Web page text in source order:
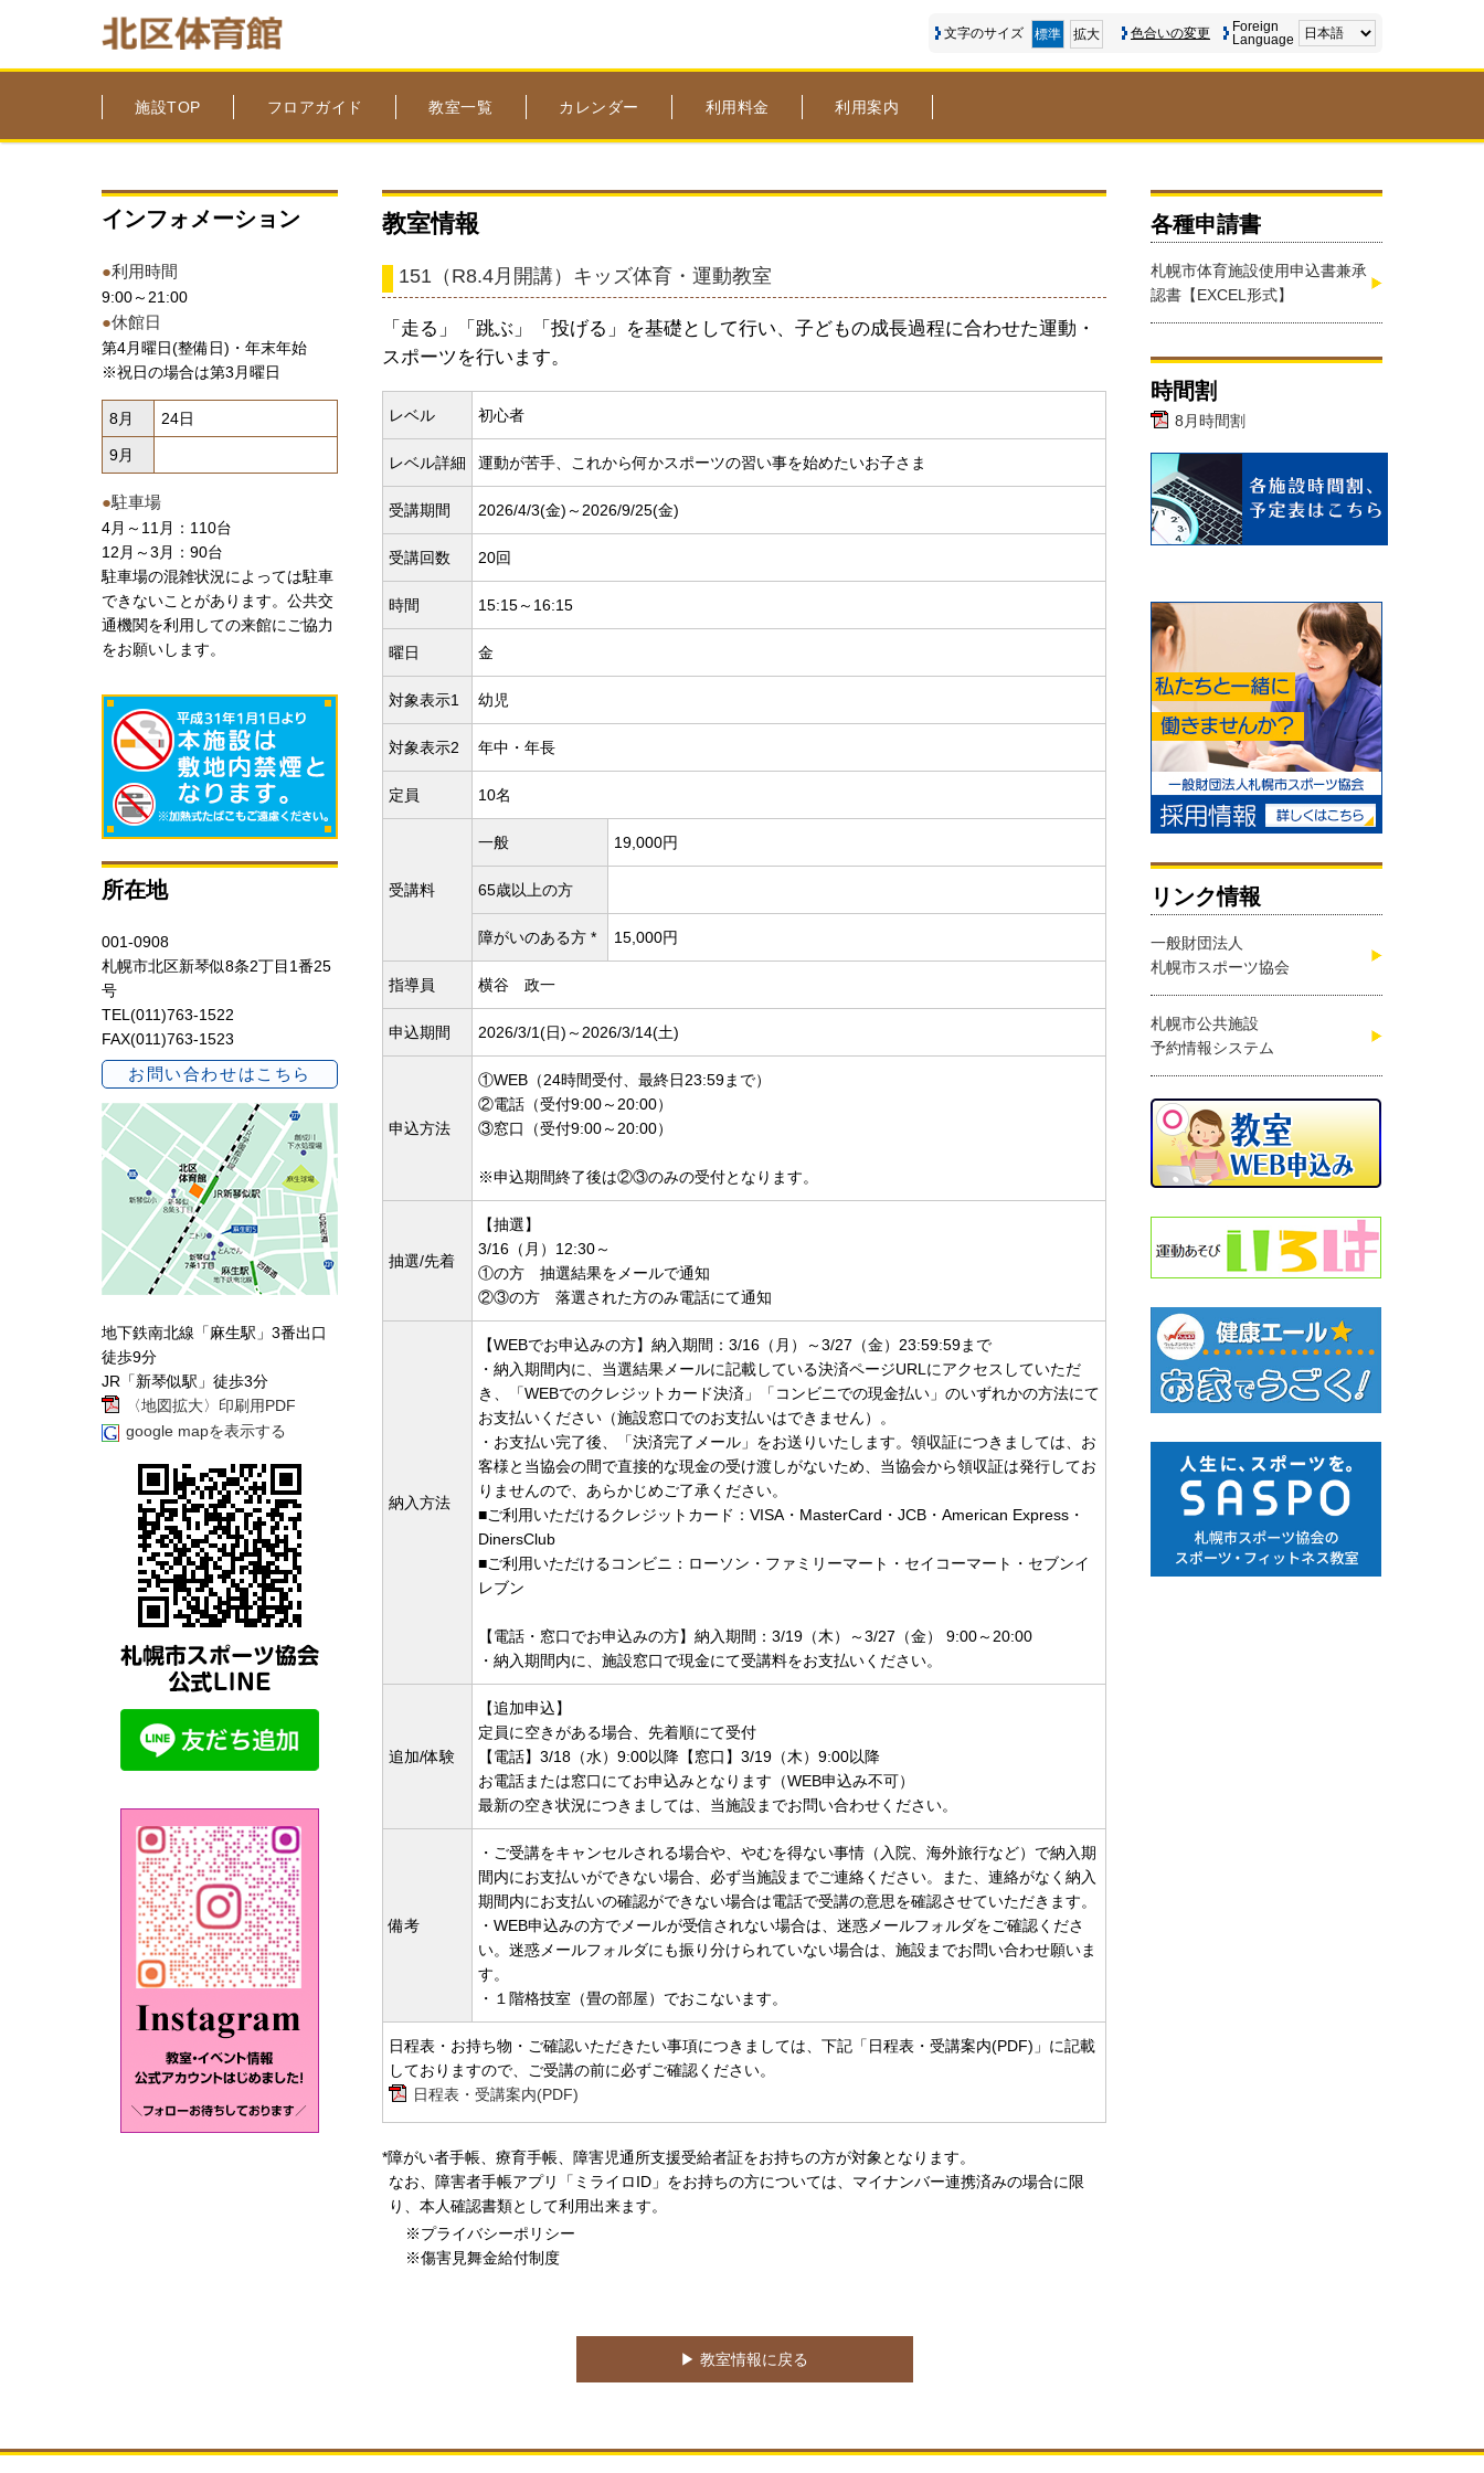
文字のサイズ 標準 拡大 色合いの変更
Foreign
Language
施設TOP フロアガイド 教室一覧 カレンダー 利用料金 利用案内
インフォメーション
●利用時間
9:00～21:00
●休館日
第4月曜日(整備日)・年末年始
※祝日の場合は第3月曜日
8月 24日
9月
●駐車場
4月～11月：110台
12月～3月：90台
駐車場の混雑状況によっては駐車
できないことがあります。公共交
通機関を利用しての来館にご協力
をお願いします。
所在地
001-0908
札幌市北区新琴似8条2丁目1番25
号
TEL(011)763-1522
FAX(011)763-1523
お問い合わせはこちら
地下鉄南北線「麻生駅」3番出口
徒歩9分
JR「新琴似駅」徒歩3分
〈地図拡大〉印刷用PDF
google mapを表示する
教室情報
151（R8.4月開講）キッズ体育・運動教室
「走る」「跳ぶ」「投げる」を基礎として行い、子どもの成長過程に合わせた運動・
スポーツを行います。
レベル 初心者
レベル詳細 運動が苦手、これから何かスポーツの習い事を始めたいお子さま
受講期間 2026/4/3(金)～2026/9/25(金)
受講回数 20回
時間 15:15～16:15
曜日 金
対象表示1 幼児
対象表示2 年中・年長
定員 10名
受講料
一般 19,000円
65歳以上の方
障がいのある方 * 15,000円
指導員 横谷 政一
申込期間 2026/3/1(日)～2026/3/14(土)
申込方法
①WEB（24時間受付、最終日23:59まで）
②電話（受付9:00～20:00）
③窓口（受付9:00～20:00）
※申込期間終了後は②③のみの受付となります。
抽選/先着
【抽選】
3/16（月）12:30～
①の方 抽選結果をメールで通知
②③の方 落選された方のみ電話にて通知
納入方法
【WEBでお申込みの方】納入期間：3/16（月）～3/27（金）23:59:59まで
・納入期間内に、当選結果メールに記載している決済ページURLにアクセスしていただ
き、「WEBでのクレジットカード決済」「コンビニでの現金払い」のいずれかの方法にて
お支払いください（施設窓口でのお支払いはできません）。
・お支払い完了後、「決済完了メール」をお送りいたします。領収証につきましては、お
客様と当協会の間で直接的な現金の受け渡しがないため、当協会から領収証は発行してお
りませんので、あらかじめご了承ください。
■ご利用いただけるクレジットカード：VISA・MasterCard・JCB・American Express・
DinersClub
■ご利用いただけるコンビニ：ローソン・ファミリーマート・セイコーマート・セブンイ
レブン
【電話・窓口でお申込みの方】納入期間：3/19（木）～3/27（金） 9:00～20:00
・納入期間内に、施設窓口で現金にて受講料をお支払いください。
追加/体験
【追加申込】
定員に空きがある場合、先着順にて受付
【電話】3/18（水）9:00以降【窓口】3/19（木）9:00以降
お電話または窓口にてお申込みとなります（WEB申込み不可）
最新の空き状況につきましては、当施設までお問い合わせください。
備考
・ご受講をキャンセルされる場合や、やむを得ない事情（入院、海外旅行など）で納入期
間内にお支払いができない場合、必ず当施設までご連絡ください。また、連絡がなく納入
期間内にお支払いの確認ができない場合は電話で受講の意思を確認させていただきます。
・WEB申込みの方でメールが受信されない場合は、迷惑メールフォルダをご確認くださ
い。迷惑メールフォルダにも振り分けられていない場合は、施設までお問い合わせ願いま
す。
・１階格技室（畳の部屋）でおこないます。
日程表・お持ち物・ご確認いただきたい事項につきましては、下記「日程表・受講案内(PDF)」に記載
しておりますので、ご受講の前に必ずご確認ください。
日程表・受講案内(PDF)
*障がい者手帳、療育手帳、障害児通所支援受給者証をお持ちの方が対象となります。
なお、障害者手帳アプリ「ミライロID」をお持ちの方については、マイナンバー連携済みの場合に限
り、本人確認書類として利用出来ます。
※プライバシーポリシー
※傷害見舞金給付制度
▶︎ 教室情報に戻る
各種申請書
札幌市体育施設使用申込書兼承
認書【EXCEL形式】
時間割
8月時間割
リンク情報
一般財団法人
札幌市スポーツ協会
札幌市公共施設
予約情報システム